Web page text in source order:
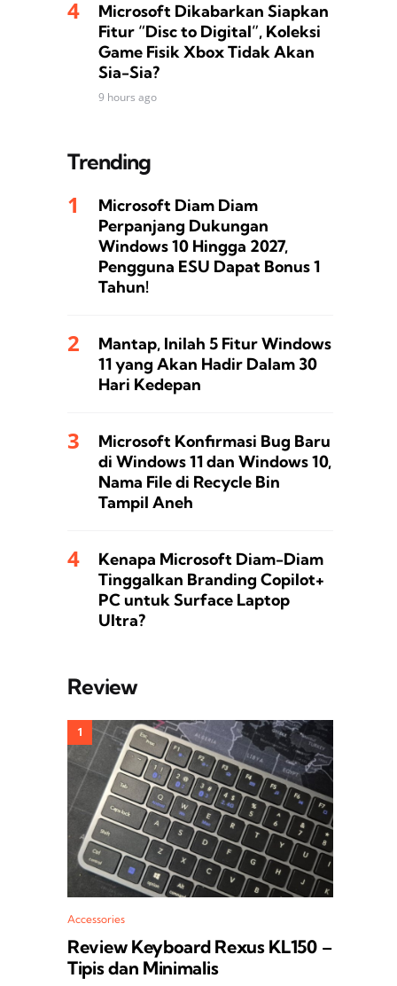
Microsoft Dikabarkan Siapkan
Fitur “Disc to Digital”, Koleksi
Game Fisik Xbox Tidak Akan
Sia-Sia?
9 hours ago
Trending
Microsoft Diam Diam
Perpanjang Dukungan
Windows 10 Hingga 2027,
Pengguna ESU Dapat Bonus 1
Tahun!
Mantap, Inilah 5 Fitur Windows
11 yang Akan Hadir Dalam 30
Hari Kedepan
Microsoft Konfirmasi Bug Baru
di Windows 11 dan Windows 10,
Nama File di Recycle Bin
Tampil Aneh
Kenapa Microsoft Diam-Diam
Tinggalkan Branding Copilot+
PC untuk Surface Laptop
Ultra?
Review
Accessories
Review Keyboard Rexus KL150 –
Tipis dan Minimalis